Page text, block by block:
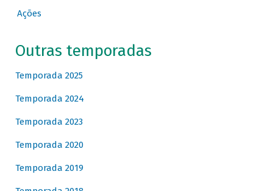
Ações
Outras temporadas
Temporada 2025
Temporada 2024
Temporada 2023
Temporada 2020
Temporada 2019